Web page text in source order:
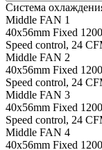
Система
Middle FAN 1
40х56mm Fixed
Speed control, 24
Middle FAN 2
40х56mm Fixed
Speed control, 24
Middle FAN 3
40х56mm Fixed
Speed control, 24
Middle FAN 4
40х56mm Fixed